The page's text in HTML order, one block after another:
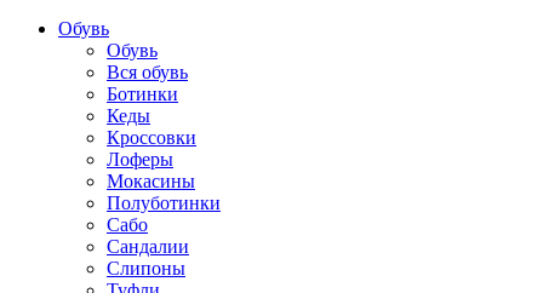
Обувь
Обувь
Вся обувь
Ботинки
Кеды
Кроссовки
Лоферы
Мокасины
Полуботинки
Сабо
Сандалии
Слипоны